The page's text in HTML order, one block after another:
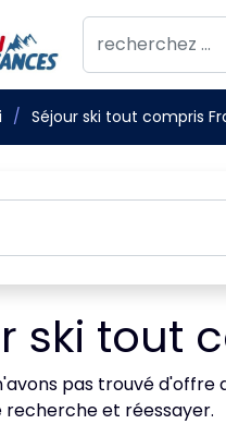
Séjour ski tout compris
ski tout
pas trouvé
et réessayer.